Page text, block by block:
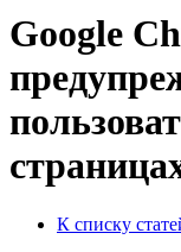
Google
К списку